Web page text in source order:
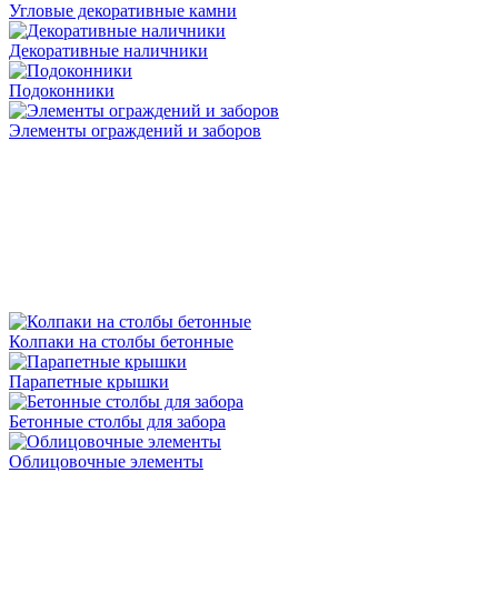
Угловые декоративные камни
Декоративные наличники
Подоконники
Элементы ограждений и заборов
Колпаки на столбы бетонные
Парапетные крышки
Бетонные столбы для забора
Облицовочные элементы